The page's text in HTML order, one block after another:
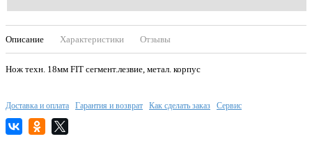
Описание Характеристики Отзывы
Нож техн. 18мм FIT сегмент.лезвие, метал. корпус
Доставка и оплата Гарантия и возврат Как сделать заказ Сервис